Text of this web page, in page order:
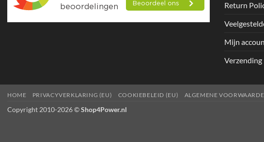
Return
Mijn
Verzending
HOME PRIVACYVERKLARING (EU) COOKIEBELEID (EU) ALGEMENE
Copyright 2010-2026 ©Shop4Power.nl